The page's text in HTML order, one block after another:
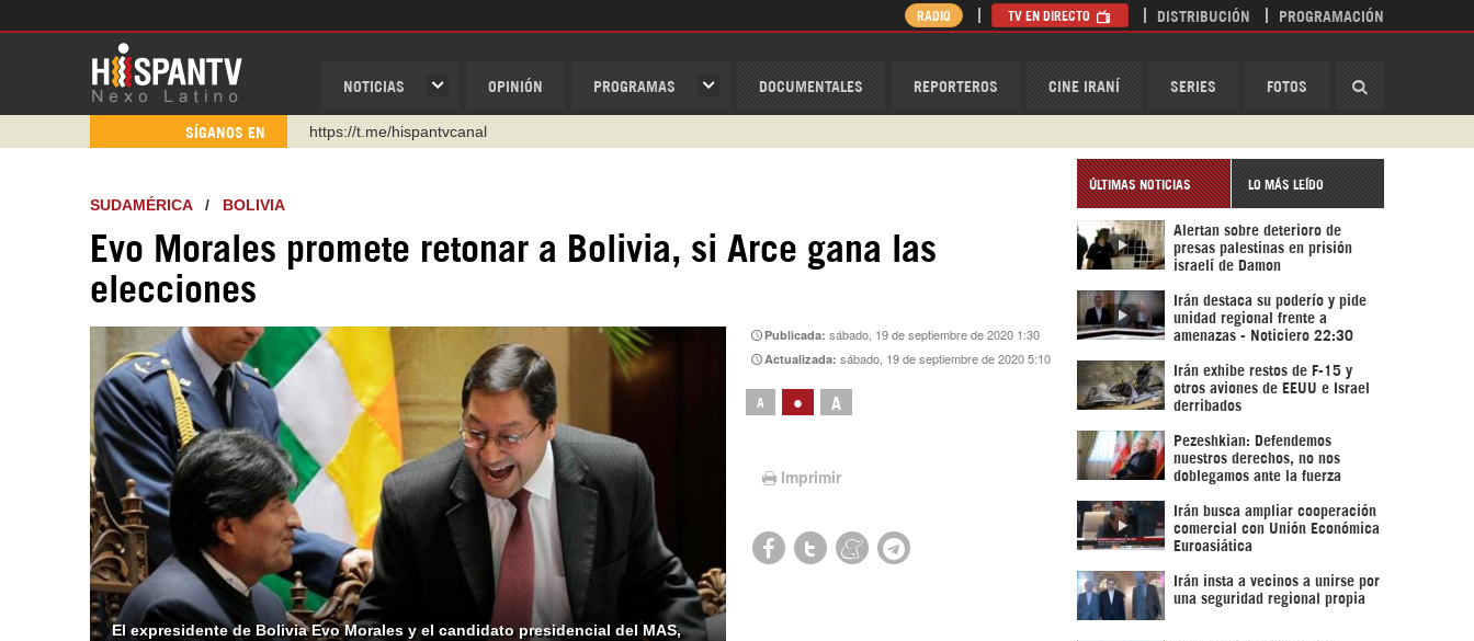
NOTICIAS OPINIÓN PROGRAMAS DOCUMENTALES REPORTEROS CINE IRANÍ SERIES FOTOS
RADIO TV EN DIRECTO DISTRIBUCIÓN PROGRAMACIÓN
SÍGANOS EN
https://urmedium.com/c/hispantv
https://www.youtube.com/@nexo_latino
https://t.me/hispantvcanal
SUDAMÉRICA/ BOLIVIA
Evo Morales promete retonar a Bolivia, si Arce gana las
elecciones
El expresidente de Bolivia Evo Morales y el candidato presidencial del MAS,
Publicada:sábado, 19 de septiembre de 2020 1:30
Actualizada:sábado, 19 de septiembre de 2020 5:10
A • A
Imprimir
ÚLTIMAS NOTICIAS LO MÁS LEÍDO
Alertan sobre deterioro de
presas palestinas en prisión
israelí de Damon
Irán destaca su poderío y pide
unidad regional frente a
amenazas - Noticiero 22:30
Irán exhibe restos de F-15 y
otros aviones de EEUU e Israel
derribados
Pezeshkian: Defendemos
nuestros derechos, no nos
doblegamos ante la fuerza
Irán busca ampliar cooperación
comercial con Unión Económica
Euroasiática
Irán insta a vecinos a unirse por
una seguridad regional propia